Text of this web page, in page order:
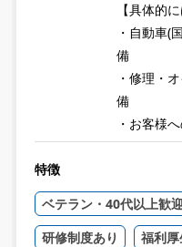
【具体的に
・自動車(
備
・修理・
備
・お客様
特徴
ベテラン・40代以上歓
研修制度あり
福利